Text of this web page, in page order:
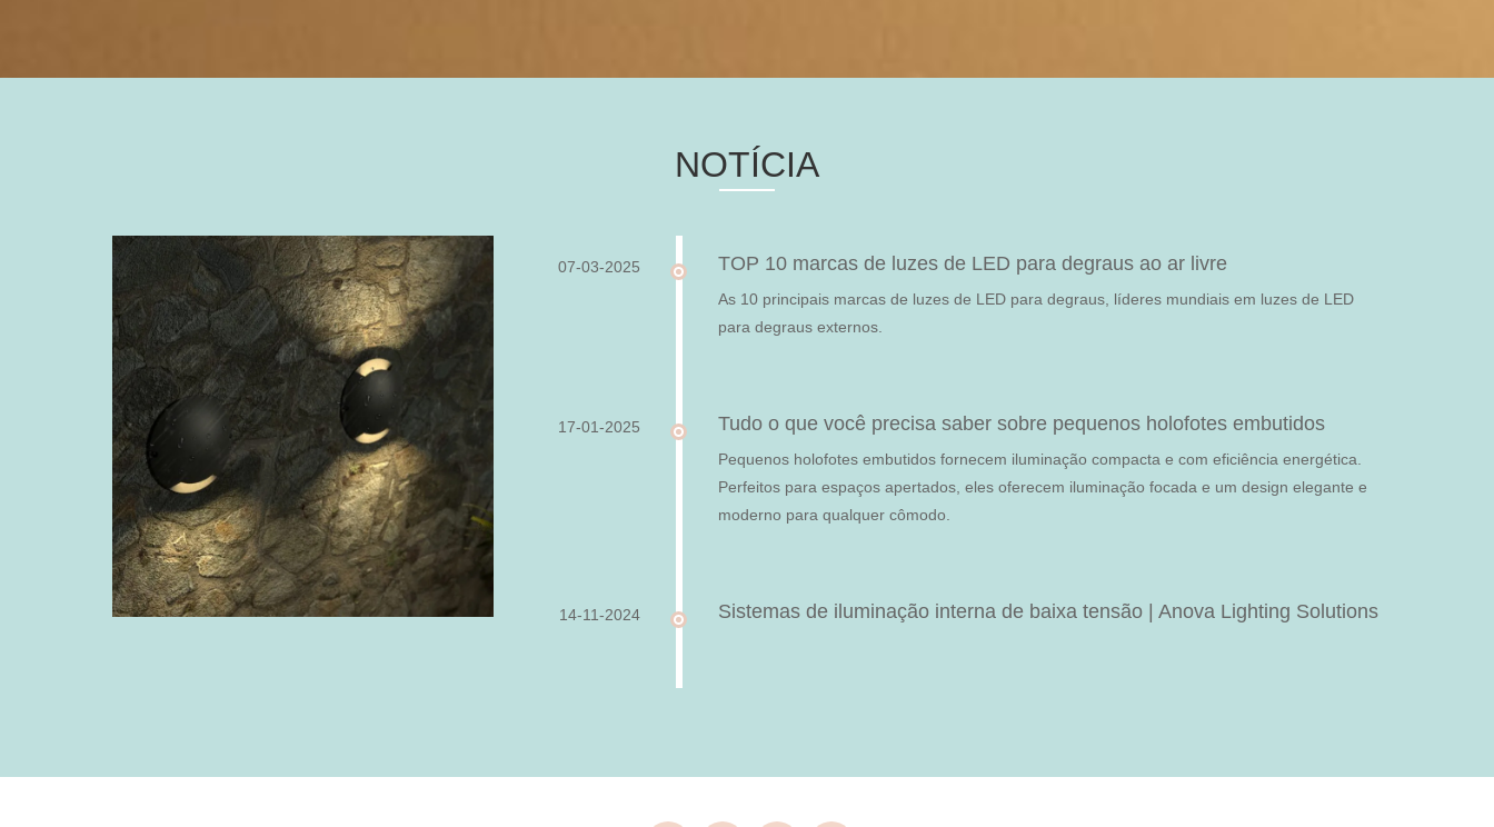
NOTÍCIA
07-03-2025 TOP 10 marcas de luzes de LED para degraus ao ar livre
As 10 principais marcas de luzes de LED para degraus, líderes mundiais em luzes de LED
para degraus externos.
17-01-2025 Tudo o que você precisa saber sobre pequenos holofotes embutidos
Pequenos holofotes embutidos fornecem iluminação compacta e com eficiência energética.
Perfeitos para espaços apertados, eles oferecem iluminação focada e um design elegante e
moderno para qualquer cômodo.
14-11-2024 Sistemas de iluminação interna de baixa tensão | Anova Lighting Solutions